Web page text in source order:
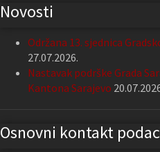
Novosti
Održana 13. sjednica
27.07.2026.
Nastavak podrške Grada
Kantona Sarajevo
Osnovni kontakt